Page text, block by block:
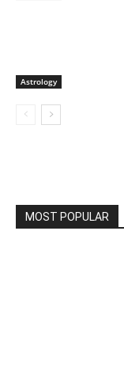
Astrology
MOST POPULAR